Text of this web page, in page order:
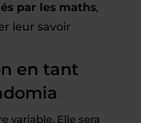
par les maths,
leur savoir
en tant
variable. Elle sera